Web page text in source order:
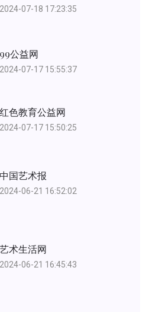
2024-07-18 17:23:35
99公益网
2024-07-17 15:55:37
红色教育公益网
2024-07-17 15:50:25
中国艺术报
2024-06-21 16:52:02
艺术生活网
2024-06-21 16:45:43